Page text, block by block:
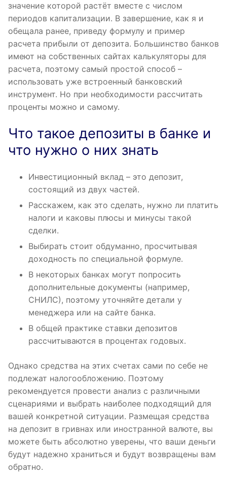
значение которой растёт вместе с числом
периодов капитализации. В завершение, как я и
обещала ранее, приведу формулу и пример
расчета прибыли от депозита. Большинство банков
имеют на собственных сайтах калькуляторы для
расчета, поэтому самый простой способ –
использовать уже встроенный банковский
инструмент. Но при необходимости рассчитать
проценты можно и самому.
Что такое депозиты в банке и
что нужно о них знать
Инвестиционный вклад – это депозит,
состоящий из двух частей.
Расскажем, как это сделать, нужно ли платить
налоги и каковы плюсы и минусы такой
сделки.
Выбирать стоит обдуманно, просчитывая
доходность по специальной формуле.
В некоторых банках могут попросить
дополнительные документы (например,
СНИЛС), поэтому уточняйте детали у
менеджера или на сайте банка.
В общей практике ставки депозитов
рассчитываются в процентах годовых.
Однако средства на этих счетах сами по себе не
подлежат налогообложению. Поэтому
рекомендуется провести анализ с различными
сценариями и выбрать наиболее подходящий для
вашей конкретной ситуации. Размещая средства
на депозит в гривнах или иностранной валюте, вы
можете быть абсолютно уверены, что ваши деньги
будут надежно храниться и будут возвращены вам
обратно.